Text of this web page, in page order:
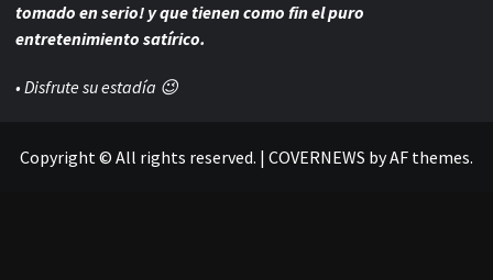
tomado en serio! y que tienen como fin el puro
entretenimiento satírico.
• Disfrute su estadía 😉
Copyright © All rights reserved. | COVERNEWS by AF themes.